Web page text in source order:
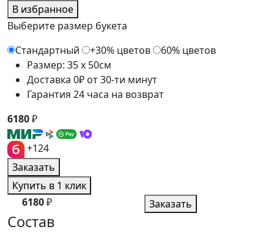
В избранное
Выберите размер букета
Стандартный
+30% цветов
60% цветов
Размер: 35 x 50см
Доставка 0₽ от 30-ти минут
Гарантия 24 часа на возврат
6180₽
+124
Заказать
Купить в 1 клик
6180₽ Заказать
Состав